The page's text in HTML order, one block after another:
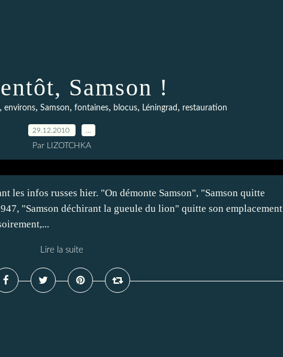
Samson !
environs, Samson, fontaines, blocus, Léningrad , restauration
29.12.2010
Par LIZOTCHKA
les infos russes hier. "On démonte Samson", "Samson quitte
"Samson déchirant la gueule du lion" quitte son emplacement
Lire la suite